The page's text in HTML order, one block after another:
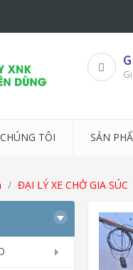
TÔI SẢN
ĐẠI LÝ XE CHỞ GIA SÚC